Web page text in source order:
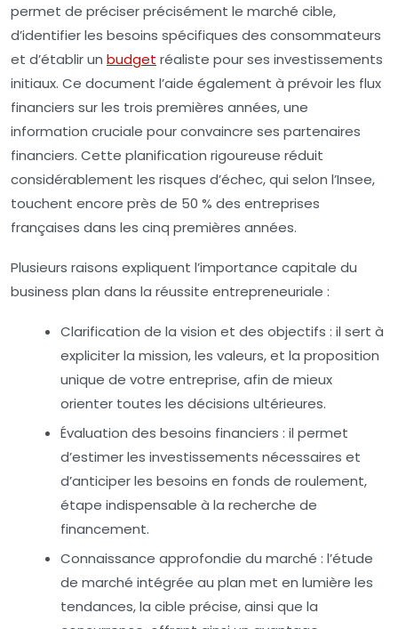
permet de préciser précisément le marché cible,
d’identifier les besoins spécifiques des consommateurs
et d’établir un budget réaliste pour ses investissements
initiaux. Ce document l’aide également à prévoir les flux
financiers sur les trois premières années, une
information cruciale pour convaincre ses partenaires
financiers. Cette planification rigoureuse réduit
considérablement les risques d’échec, qui selon l’Insee,
touchent encore près de 50 % des entreprises
françaises dans les cinq premières années.
Plusieurs raisons expliquent l’importance capitale du
business plan dans la réussite entrepreneuriale :
Clarification de la vision et des objectifs : il sert à
expliciter la mission, les valeurs, et la proposition
unique de votre entreprise, afin de mieux
orienter toutes les décisions ultérieures.
Évaluation des besoins financiers : il permet
d’estimer les investissements nécessaires et
d’anticiper les besoins en fonds de roulement,
étape indispensable à la recherche de
financement.
Connaissance approfondie du marché : l’étude
de marché intégrée au plan met en lumière les
tendances, la cible précise, ainsi que la